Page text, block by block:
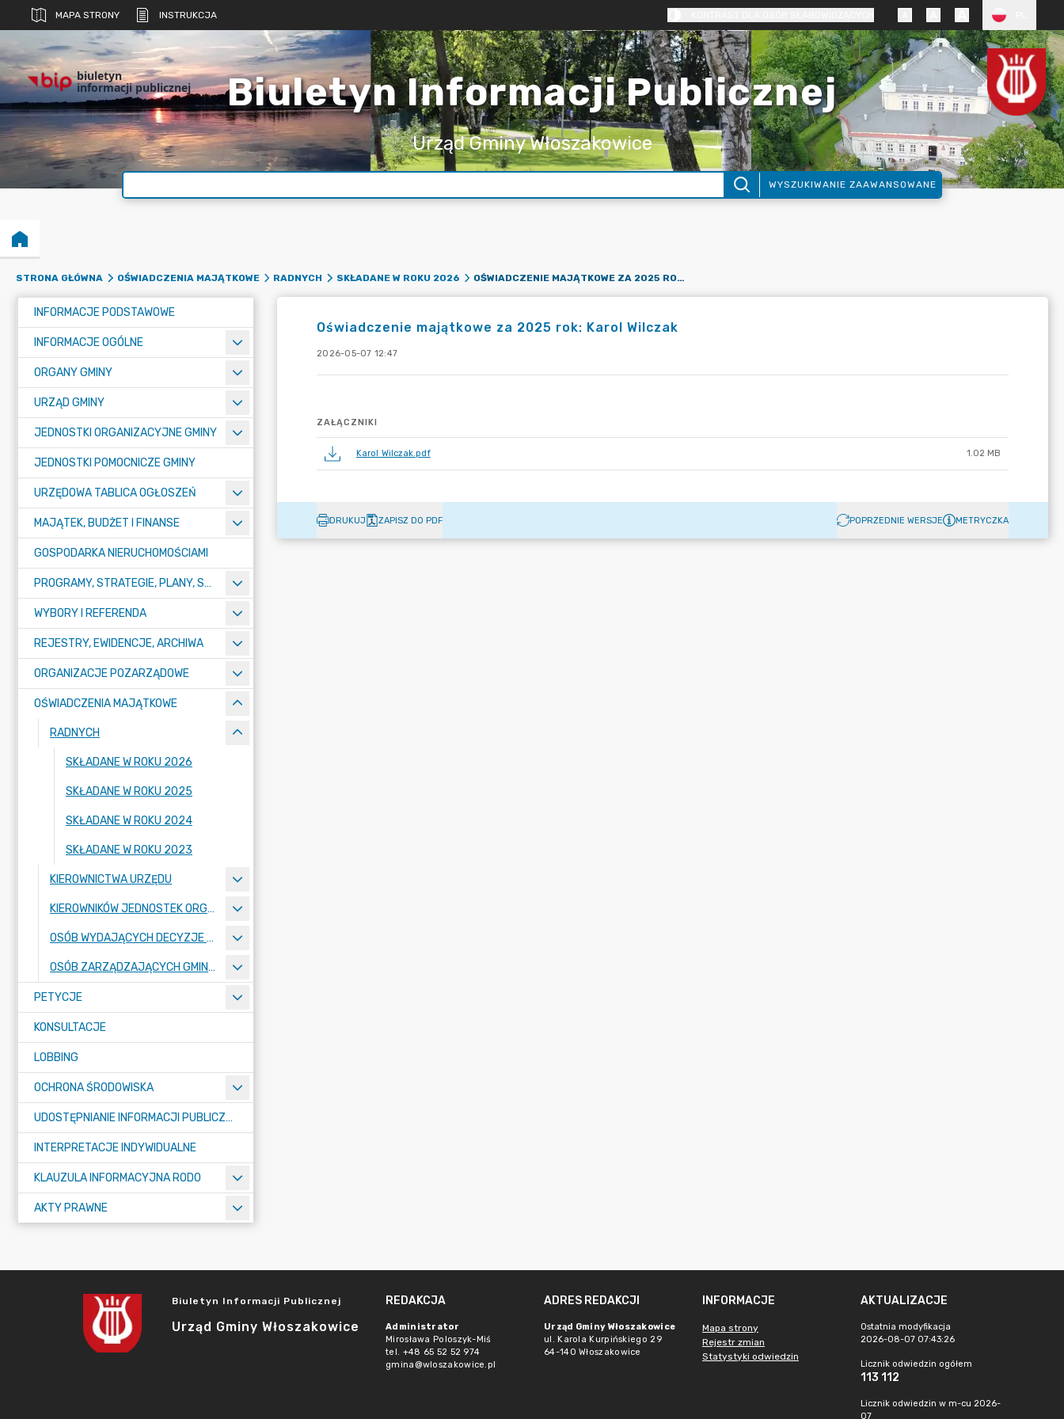
MAPA STRONY INSTRUKCJA
biuletyn
informacji publicznej Biuletyn Informacji Publicznej
Urząd Gminy Włoszakowice
WYSZUKIWANIE ZAAWANSOWANE
STRONA GŁÓWNA OŚWIADCZENIA MAJĄTKOWE RADNYCH SKŁADANE W ROKU 2026 OŚWIADCZENIE MAJĄTKOWE ZA 2025 ROK: KAROL WILCZAK
INFORMACJE PODSTAWOWE
INFORMACJE OGÓLNE
ORGANY GMINY
URZĄD GMINY
JEDNOSTKI ORGANIZACYJNE GMINY
JEDNOSTKI POMOCNICZE GMINY
URZĘDOWA TABLICA OGŁOSZEŃ
MAJĄTEK, BUDŻET I FINANSE
GOSPODARKA NIERUCHOMOŚCIAMI
PROGRAMY, STRATEGIE, PLANY, SPRAWOZDANIA I OPRACOWANIA
WYBORY I REFERENDA
REJESTRY, EWIDENCJE, ARCHIWA
ORGANIZACJE POZARZĄDOWE
OŚWIADCZENIA MAJĄTKOWE
RADNYCH
SKŁADANE W ROKU 2026
SKŁADANE W ROKU 2025
SKŁADANE W ROKU 2024
SKŁADANE W ROKU 2023
KIEROWNICTWA URZĘDU
KIEROWNIKÓW JEDNOSTEK ORGANIZACYJNYCH
OSÓB WYDAJĄCYCH DECYZJE ADMINISTRACYJNE
OSÓB ZARZĄDZAJĄCYCH GMINNYMI OSOBAMI PRAWNYMI
PETYCJE
KONSULTACJE
LOBBING
OCHRONA ŚRODOWISKA
UDOSTĘPNIANIE INFORMACJI PUBLICZNEJ
INTERPRETACJE INDYWIDUALNE
KLAUZULA INFORMACYJNA RODO
AKTY PRAWNE
Oświadczenie majątkowe za 2025 rok: Karol Wilczak
2026-05-07 12:47
ZAŁĄCZNIKI
Karol Wilczak.pdf 1.02 MB
DRUKUJ ZAPISZ DO PDF POPRZEDNIE WERSJE METRYCZKA
Biuletyn Informacji Publicznej
Urząd Gminy Włoszakowice
REDAKCJA
Administrator
Mirosława Poloszyk-Miś
tel. +48 65 52 52 974
gmina@wloszakowice.pl
ADRES REDAKCJI
Urząd Gminy Włoszakowice
ul. Karola Kurpińskiego 29
64-140 Włoszakowice
INFORMACJE
Mapa strony
Rejestr zmian
Statystyki odwiedzin
AKTUALIZACJE
Ostatnia modyfikacja
2026-08-07 07:43:26
Licznik odwiedzin ogółem
113 112
Licznik odwiedzin w m-cu 2026-
07